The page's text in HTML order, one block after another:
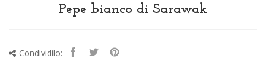
Pepe bianco di Sarawak
Condividilo: